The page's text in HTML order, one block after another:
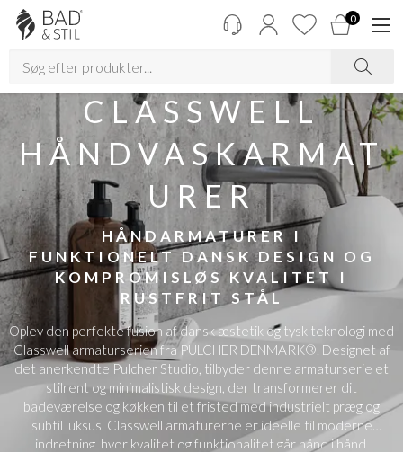
0
CLASSWELL
HÅNDVASKARMAT
URER
HÅNDARMATURER I
FUNKTIONELT DANSK DESIGN OG
KOMPROMISLØS KVALITET I
RUSTFRIT STÅL
Oplev den perfekte fusion af dansk æstetik og tysk teknologi med
Classwell armaturserien fra PULCHER DENMARK®. Designet af
det anerkendte Pulcher Studio, tilbyder denne armaturserie et
stilrent og minimalistisk design, der transformerer dit
badeværelse og køkken til et fristed med industrielt præg og
subtil luksus. Classwell armaturerne er ideelle til moderne
indretning, hvor kvalitet og funktionalitet går hånd i hånd.